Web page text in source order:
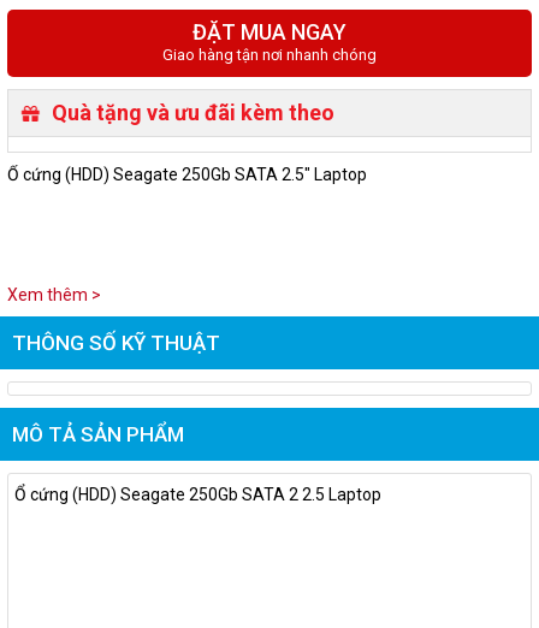
ĐẶT MUA NGAY
Giao hàng tận nơi nhanh chóng
Quà tặng và ưu đãi kèm theo
Ổ cứng (HDD) Seagate 250Gb SATA 2.5" Laptop
Xem thêm >
THÔNG SỐ KỸ THUẬT
MÔ TẢ SẢN PHẨM
Ổ cứng (HDD) Seagate 250Gb SATA 2 2.5 Laptop